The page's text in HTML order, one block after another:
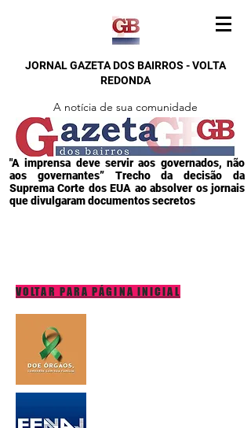
JORNAL GAZETA DOS BAIRROS - VOLTA
REDONDA
A notícia de sua comunidade
"A imprensa deve servir aos governados, não
aos governantes” Trecho da decisão da
Suprema Corte dos EUA ao absolver os jornais
que divulgaram documentos secretos
VOLTAR PARA PÁGINA INICIAL